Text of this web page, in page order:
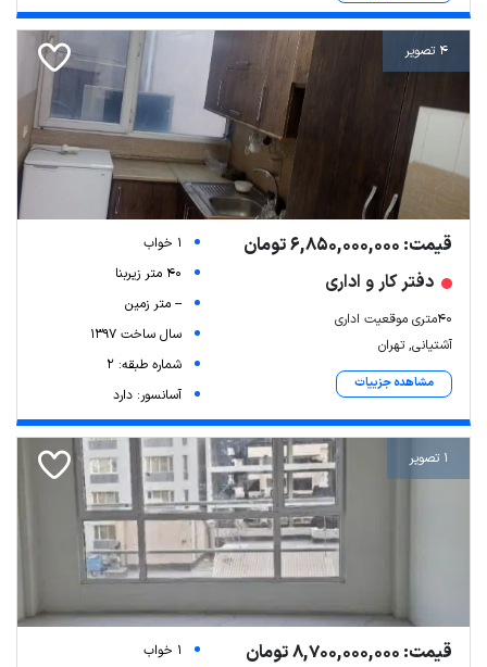
4 تصویر
قیمت: 6,850,000,000 تومان
دفتر کار و اداری
۴۰متری موقعیت اداری
آشتیانی, تهران
مشاهده جزییات
1 خواب
40 متر زیربنا
-- متر زمین
سال ساخت 1397
شماره طبقه: 2
آسانسور: دارد
1 تصویر
قیمت: 8,700,000,000 تومان
1 خواب